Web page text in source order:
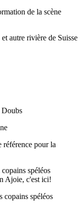
de la scène
autre rivière de Suisse
Doubs
référence pour la
spéléos
Ajoie, c'est ici!
copains spéléos